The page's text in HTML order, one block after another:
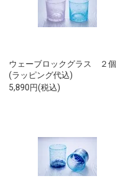
ウェーブロックグラス ２個
(ラッピング代込)
5,890円(税込)